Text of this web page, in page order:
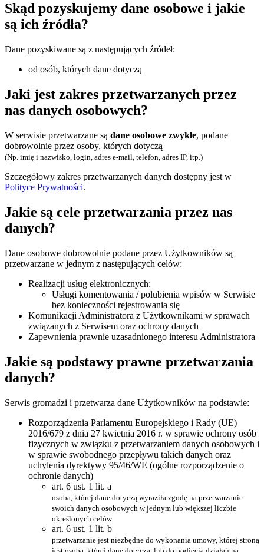
Skąd pozyskujemy dane osobowe i jakie
są ich źródła?
Dane pozyskiwane są z następujących źródeł:
od osób, których dane dotyczą
Jaki jest zakres przetwarzanych przez
nas danych osobowych?
W serwisie przetwarzane są dane osobowe zwykłe, podane
dobrowolnie przez osoby, których dotyczą
(Np. imię i nazwisko, login, adres e-mail, telefon, adres IP, itp.)
Szczegółowy zakres przetwarzanych danych dostępny jest w
Polityce Prywatności.
Jakie są cele przetwarzania przez nas
danych?
Dane osobowe dobrowolnie podane przez Użytkowników są
przetwarzane w jednym z następujących celów:
Realizacji usług elektronicznych:
Usługi komentowania / polubienia wpisów w Serwisie
bez konieczności rejestrowania się
Komunikacji Administratora z Użytkownikami w sprawach
związanych z Serwisem oraz ochrony danych
Zapewnienia prawnie uzasadnionego interesu Administratora
Jakie są podstawy prawne przetwarzania
danych?
Serwis gromadzi i przetwarza dane Użytkowników na podstawie:
Rozporządzenia Parlamentu Europejskiego i Rady (UE)
2016/679 z dnia 27 kwietnia 2016 r. w sprawie ochrony osób
fizycznych w związku z przetwarzaniem danych osobowych i
w sprawie swobodnego przepływu takich danych oraz
uchylenia dyrektywy 95/46/WE (ogólne rozporządzenie o
ochronie danych)
art. 6 ust. 1 lit. a
osoba, której dane dotyczą wyraziła zgodę na przetwarzanie
swoich danych osobowych w jednym lub większej liczbie
określonych celów
art. 6 ust. 1 lit. b
przetwarzanie jest niezbędne do wykonania umowy, której stroną